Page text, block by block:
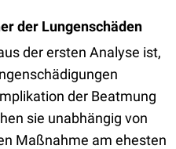
der Lungenschäden
der ersten Analyse ist,
der Beatmung
sie unabhängig von
Maßnahme am ehesten